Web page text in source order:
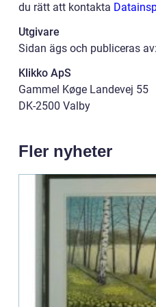
du rätt att kontakta
Utgivare
Sidan ägs och publiceras av:
Klikko ApS
Gammel Køge Landevej 55
DK-2500 Valby
Fler nyheter